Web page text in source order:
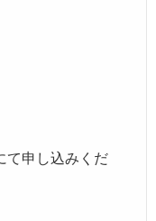
て申し込みくだ